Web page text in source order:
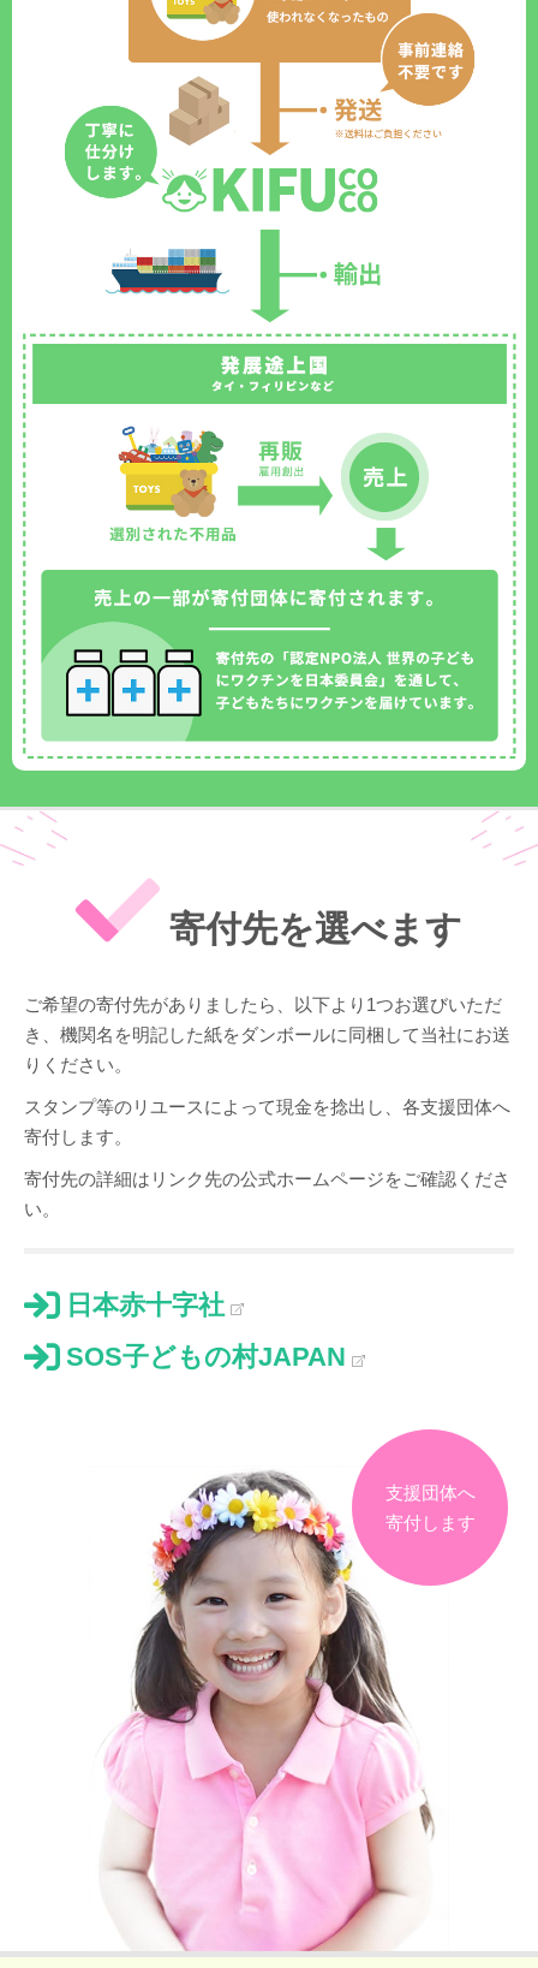
寄付先を選べます
ご希望の寄付先がありましたら、以下より1つお選びいただ
き、機関名を明記した紙をダンボールに同梱して当社にお送
りください。
スタンプ等のリユースによって現金を捻出し、各支援団体へ
寄付します。
寄付先の詳細はリンク先の公式ホームページをご確認くださ
い。
日本赤十字社
SOS子どもの村JAPAN
支援団体へ
寄付します